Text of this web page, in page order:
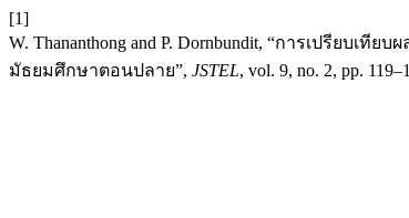
[1]
W. Thananthong and P. Dornbundit, “การเปรียบ
มัธยมศึกษาตอนปลาย”, JSTEL, vol. 9, no. 2, pp.